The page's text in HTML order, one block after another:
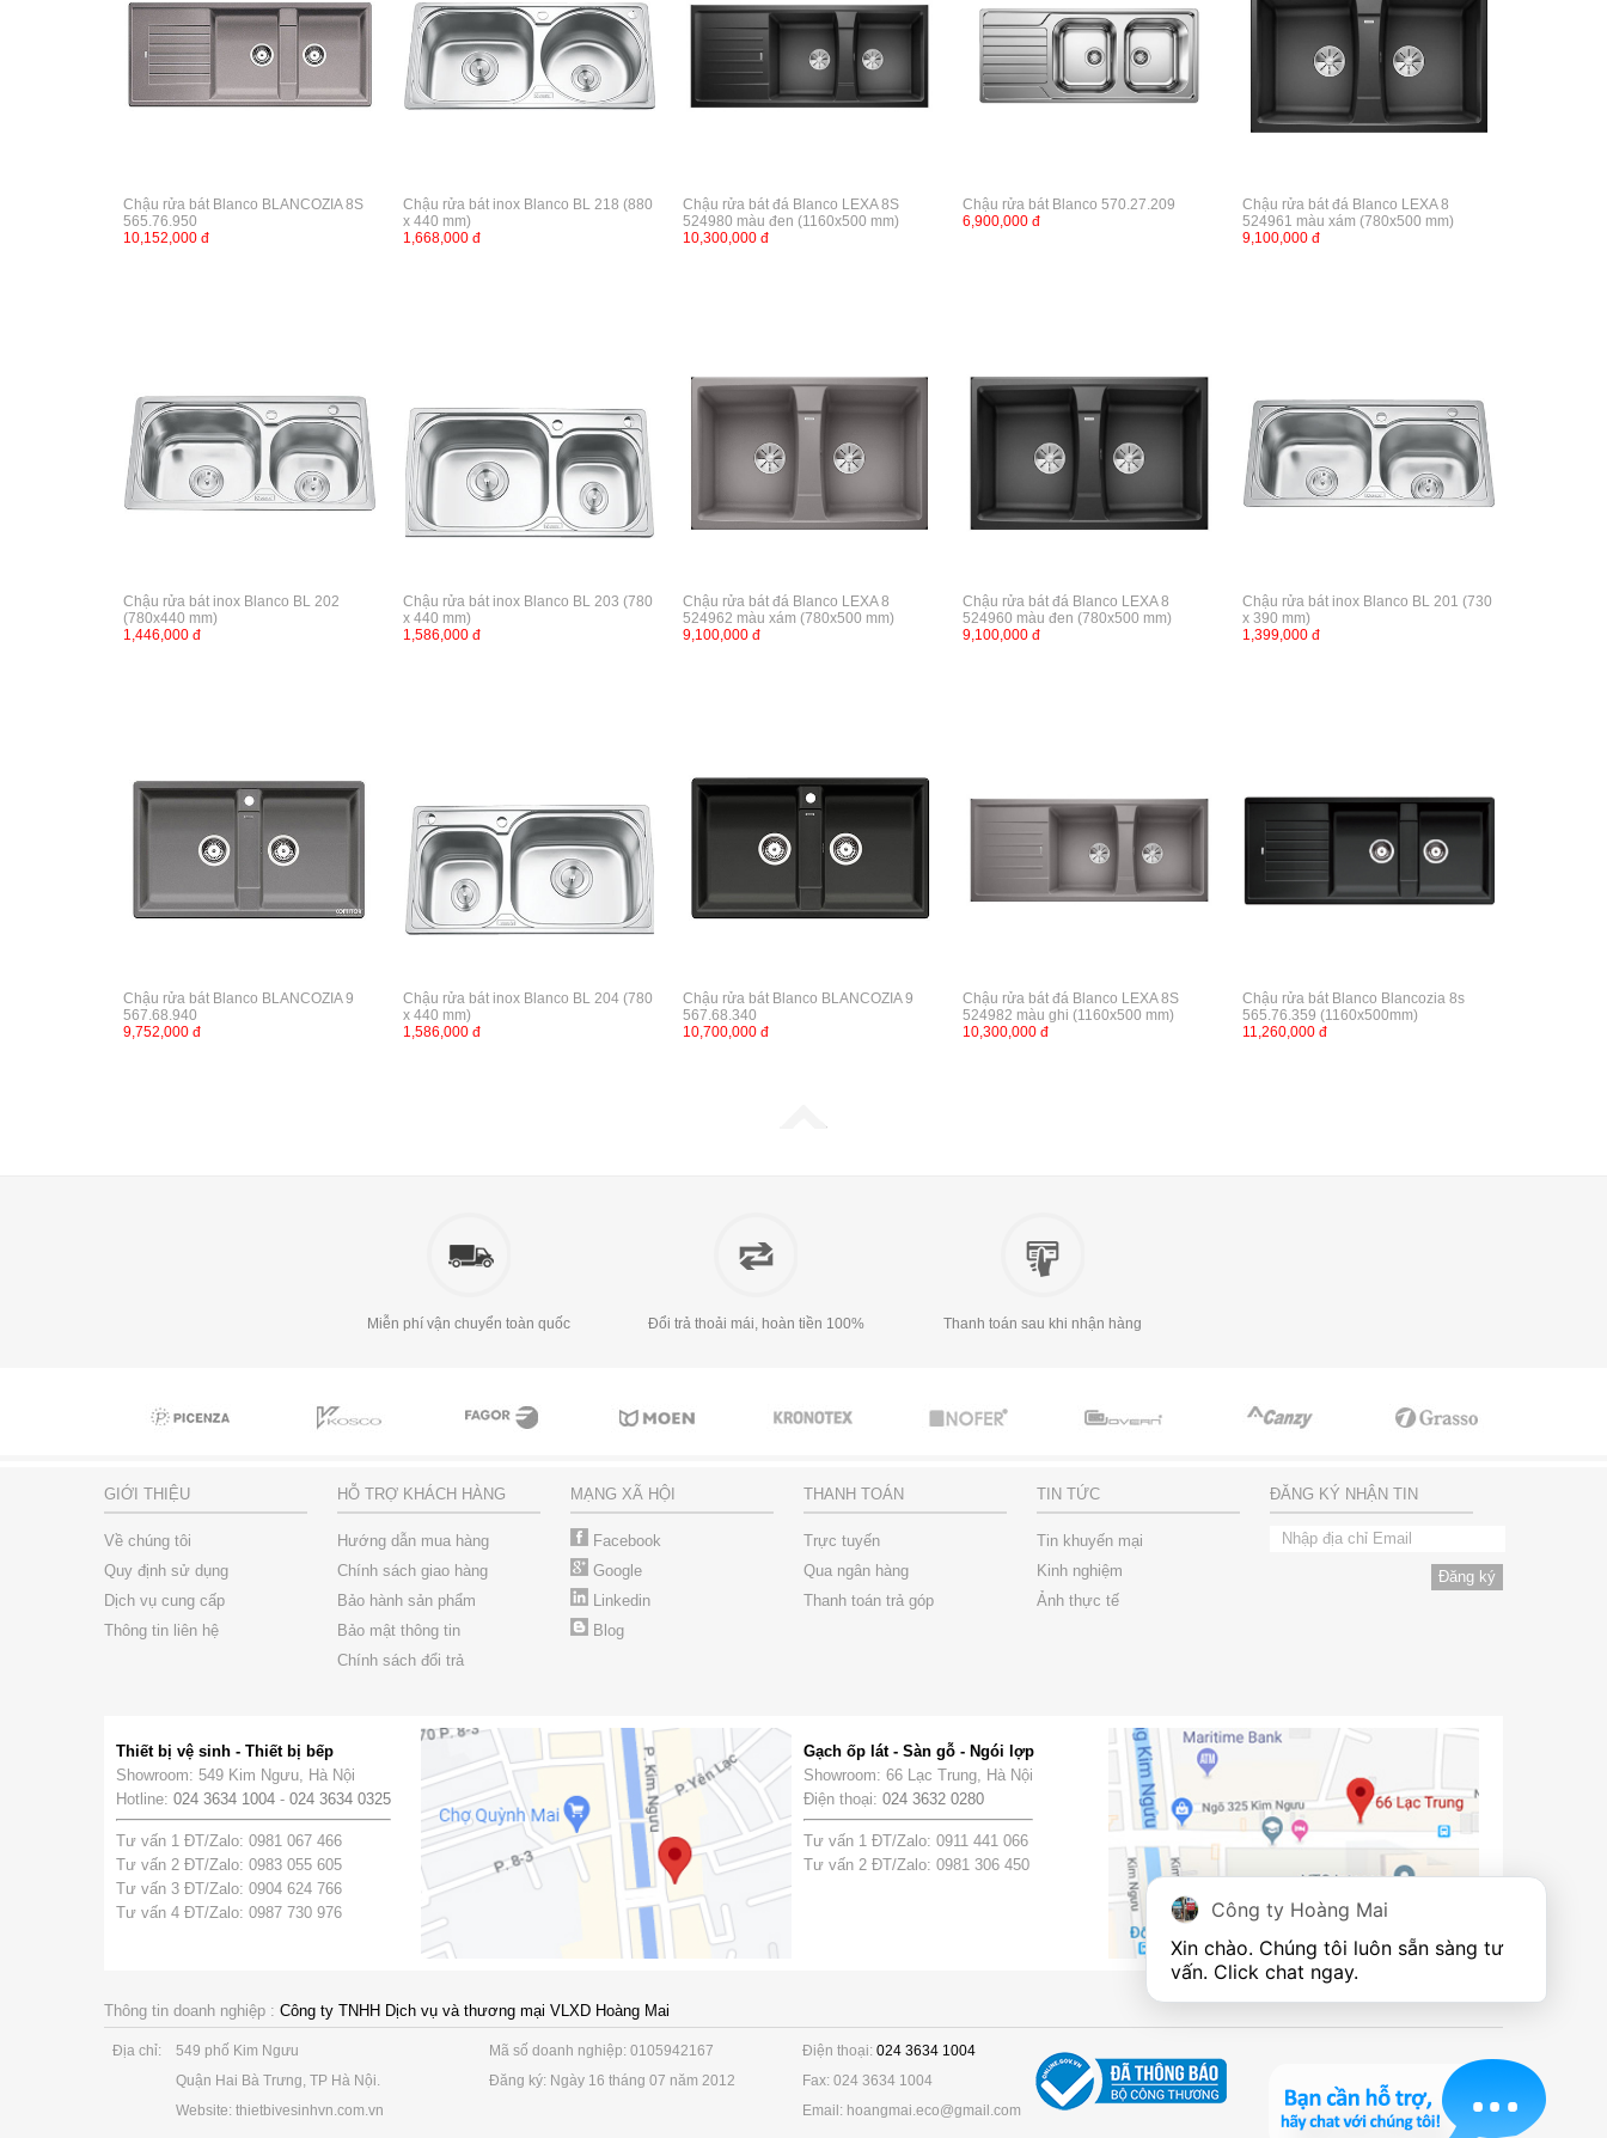
Chậu rửa bát Blanco BLANCOZIA 8S
565.76.950
10,152,000 đ
Chậu rửa bát inox Blanco BL 218 (880
x 440 mm)
1,668,000 đ
Chậu rửa bát đá Blanco LEXA 8S
524980 màu đen (1160x500 mm)
10,300,000 đ
Chậu rửa bát Blanco 570.27.209
6,900,000 đ
Chậu rửa bát đá Blanco LEXA 8
524961 màu xám (780x500 mm)
9,100,000 đ
Chậu rửa bát inox Blanco BL 202
(780x440 mm)
1,446,000 đ
Chậu rửa bát inox Blanco BL 203 (780
x 440 mm)
1,586,000 đ
Chậu rửa bát đá Blanco LEXA 8
524962 màu xám (780x500 mm)
9,100,000 đ
Chậu rửa bát đá Blanco LEXA 8
524960 màu đen (780x500 mm)
9,100,000 đ
Chậu rửa bát inox Blanco BL 201 (730
x 390 mm)
1,399,000 đ
Chậu rửa bát Blanco BLANCOZIA 9
567.68.940
9,752,000 đ
Chậu rửa bát inox Blanco BL 204 (780
x 440 mm)
1,586,000 đ
Chậu rửa bát Blanco BLANCOZIA 9
567.68.340
10,700,000 đ
Chậu rửa bát đá Blanco LEXA 8S
524982 màu ghi (1160x500 mm)
10,300,000 đ
Chậu rửa bát Blanco Blancozia 8s
565.76.359 (1160x500mm)
11,260,000 đ
Miễn phí vận chuyển toàn quốc Đổi trả thoải mái, hoàn tiền 100% Thanh toán sau khi nhận hàng
GIỚI THIỆU
Về chúng tôi
Quy định sử dụng
Dịch vụ cung cấp
Thông tin liên hệ
HỖ TRỢ KHÁCH HÀNG
Hướng dẫn mua hàng
Chính sách giao hàng
Bảo hành sản phẩm
Bảo mật thông tin
Chính sách đổi trả
MẠNG XÃ HỘI
Facebook
Google
Linkedin
Blog
THANH TOÁN
Trực tuyến
Qua ngân hàng
Thanh toán trả góp
TIN TỨC
Tin khuyến mại
Kinh nghiệm
Ảnh thực tế
ĐĂNG KÝ NHẬN TIN
Thiết bị vệ sinh - Thiết bị bếp
Showroom: 549 Kim Ngưu, Hà Nội
Hotline: 024 3634 1004 - 024 3634 0325
Tư vấn 1 ĐT/Zalo: 0981 067 466
Tư vấn 2 ĐT/Zalo: 0983 055 605
Tư vấn 3 ĐT/Zalo: 0904 624 766
Tư vấn 4 ĐT/Zalo: 0987 730 976
Gạch ốp lát - Sàn gỗ - Ngói lợp
Showroom: 66 Lạc Trung, Hà Nội
Điện thoại: 024 3632 0280
Tư vấn 1 ĐT/Zalo: 0911 441 066
Tư vấn 2 ĐT/Zalo: 0981 306 450
Thông tin doanh nghiệp : Công ty TNHH Dịch vụ và thương mại VLXD Hoàng Mai
Địa chỉ:
549 phố Kim Ngưu
Quận Hai Bà Trưng, TP Hà Nội.
Website: thietbivesinhvn.com.vn
Mã số doanh nghiệp: 0105942167
Đăng ký: Ngày 16 tháng 07 năm 2012
Điện thoại: 024 3634 1004
Fax: 024 3634 1004
Email: hoangmai.eco@gmail.com
Công ty Hoàng Mai
Xin chào. Chúng tôi luôn sẵn sàng tư
vấn. Click chat ngay.